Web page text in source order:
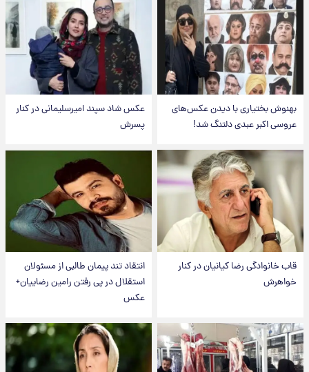
بهنوش بختیاری با دیدن عکس‌های
عروسی اکبر عبدی دلتنگ شد!
عکس شاد سپند امیرسلیمانی در کنار
پسرش
قاب خانوادگی رضا کیانیان در کنار
خواهرش
انتقاد تند پیمان طالبی از مسئولان
استقلال در پی رفتن رامین رضاییان+
عکس